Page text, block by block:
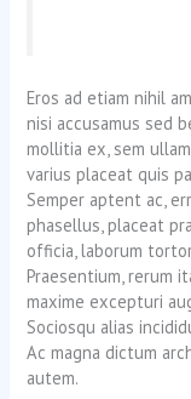
Eros ad etiam nihil
nisi accusamus sed
mollitia ex, sem
varius placeat quis
Semper aptent ac,
phasellus, placeat
officia, laborum
Praesentium, rerum
maxime excepturi
Sociosqu alias
Ac magna dictum
autem.